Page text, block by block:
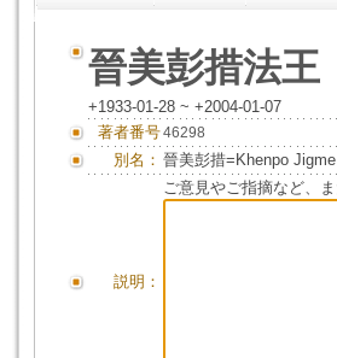
晉美彭措法王
+1933-01-28 ~ +2004-01-07
著者番号46298
別名： 晉美彭措=Khenpo
説明：
ご意見やご指摘など、